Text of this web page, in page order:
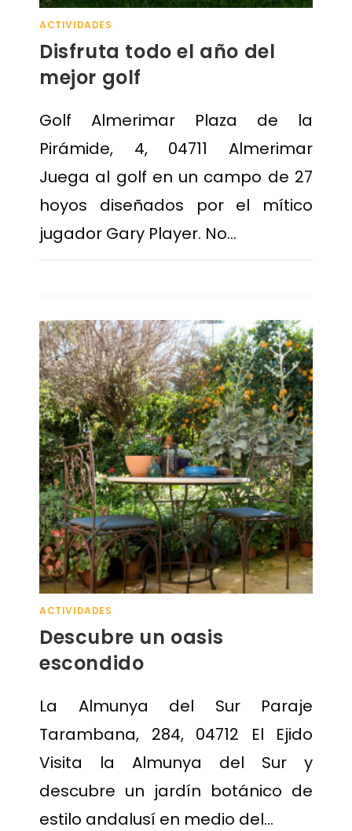
ACTIVIDADES
Disfruta todo el año del
mejor golf
Golf Almerimar Plaza de la
Pirámide, 4, 04711 Almerimar
Juega al golf en un campo de 27
hoyos diseñados por el mítico
jugador Gary Player. No…
ACTIVIDADES
Descubre un oasis
escondido
La Almunya del Sur Paraje
Tarambana, 284, 04712 El Ejido
Visita la Almunya del Sur y
descubre un jardín botánico de
estilo andalusí en medio del…